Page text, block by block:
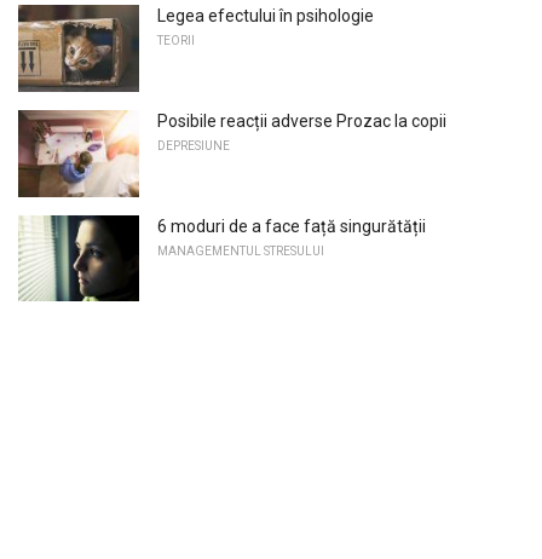
Legea efectului în psihologie
TEORII
Posibile reacții adverse Prozac la copii
DEPRESIUNE
6 moduri de a face față singurătății
MANAGEMENTUL STRESULUI